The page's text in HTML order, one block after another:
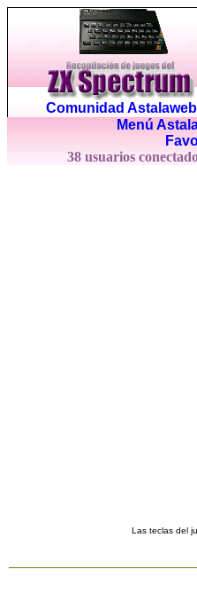
Comunidad Astalaweb
Menú
38 usuarios
Las teclas del